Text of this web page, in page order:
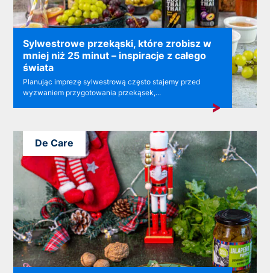
Sylwestrowe przekąski, które zrobisz w
mniej niż 25 minut – inspiracje z całego
świata
Planując imprezę sylwestrową często stajemy przed
wyzwaniem przygotowania przekąsek,...
De Care